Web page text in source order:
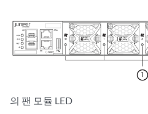
의 팬 모듈 LED